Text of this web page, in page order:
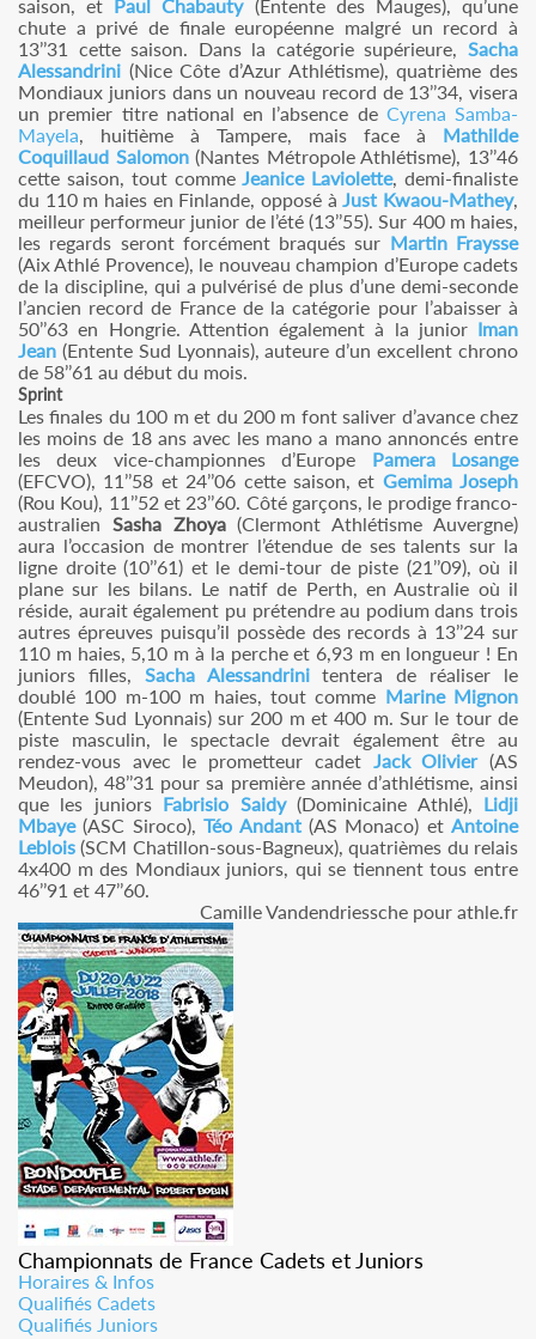
saison, et Paul Chabauty(Entente des Mauges), qu’une
chute a privé de finale européenne malgré un record à
13’’31 cette saison. Dans la catégorie supérieure, Sacha
Alessandrini (Nice Côte d’Azur Athlétisme), quatrième des
Mondiaux juniors dans un nouveau record de 13’’34, visera
un premier titre national en l’absence de Cyrena Samba-
Mayela, huitième à Tampere, mais face à Mathilde
Coquillaud Salomon(Nantes Métropole Athlétisme), 13’’46
cette saison, tout commeJeanice Laviolette, demi-finaliste
du 110 m haies en Finlande, opposé àJust Kwaou-Mathey,
meilleur performeur junior de l’été (13’’55). Sur 400 m haies,
les regards seront forcément braqués sur Martin Fraysse
(Aix Athlé Provence), le nouveau champion d’Europe cadets
de la discipline, qui a pulvérisé de plus d’une demi-seconde
l’ancien record de France de la catégorie pour l’abaisser à
50’’63 en Hongrie. Attention également à la junior Iman
Jean (Entente Sud Lyonnais), auteure d’un excellent chrono
de 58’’61 au début du mois.
Sprint
Les finales du 100 m et du 200 m font saliver d’avance chez
les moins de 18 ans avec les mano a mano annoncés entre
les deux vice-championnes d’Europe Pamera Losange
(EFCVO), 11’’58 et 24’’06 cette saison, et Gemima Joseph
(Rou Kou), 11’’52 et 23’’60. Côté garçons, le prodige franco-
australien Sasha Zhoya(Clermont Athlétisme Auvergne)
aura l’occasion de montrer l’étendue de ses talents sur la
ligne droite (10’’61) et le demi-tour de piste (21’’09), où il
plane sur les bilans. Le natif de Perth, en Australie où il
réside, aurait également pu prétendre au podium dans trois
autres épreuves puisqu’il possède des records à 13’’24 sur
110 m haies, 5,10 m à la perche et 6,93 m en longueur ! En
juniors filles, Sacha Alessandrinitentera de réaliser le
doublé 100 m-100 m haies, tout comme Marine Mignon
(Entente Sud Lyonnais) sur 200 m et 400 m. Sur le tour de
piste masculin, le spectacle devrait également être au
rendez-vous avec le prometteur cadet Jack Olivier(AS
Meudon), 48’’31 pour sa première année d’athlétisme, ainsi
que les juniors Fabrisio Saidy(Dominicaine Athlé), Lidji
Mbaye(ASC Siroco),Téo Andant(AS Monaco) et Antoine
Leblois (SCM Chatillon-sous-Bagneux), quatrièmes du relais
4x400 m des Mondiaux juniors, qui se tiennent tous entre
46’’91 et 47’’60.
Camille Vandendriessche pour athle.fr
Championnats de France Cadets et Juniors
Horaires & Infos
Qualifiés Cadets
Qualifiés Juniors